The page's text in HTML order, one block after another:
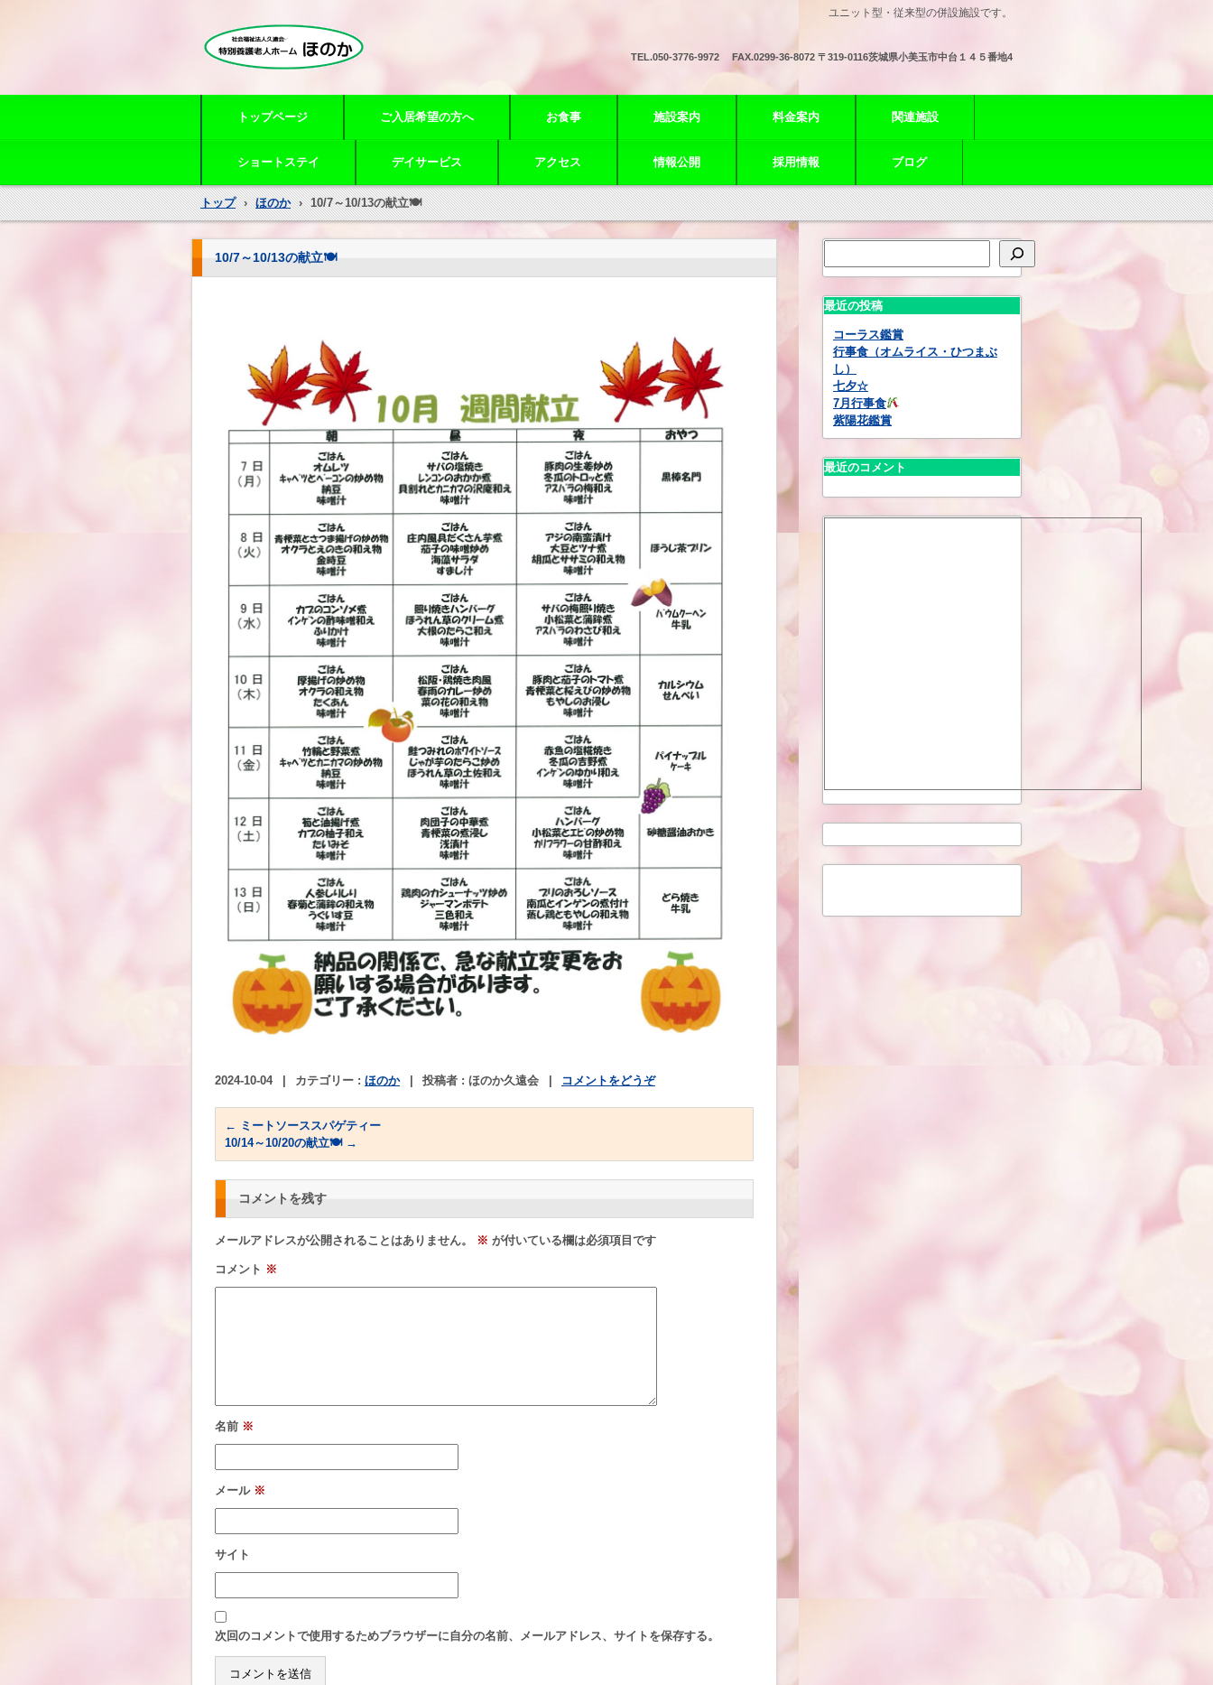
ユニット型・従来型の併設施設です。
TEL.050-3776-9972 FAX.0299-36-8072 〒319-0116茨城県小美玉市中台１４５番地4
トップページ ご入居希望の方へ お食事 施設案内 料金案内 関連施設
ショートステイ デイサービス アクセス 情報公開 採用情報 ブログ
トップ › ほのか › 10/7～10/13の献立🍽
10/7～10/13の献立🍽
2024-10-04 カテゴリー : ほのか 投稿者 : ほのか久遠会 コメントをどうぞ
← ミートソーススパゲティー
10/14～10/20の献立🍽 →
コメントを残す
メールアドレスが公開されることはありません。 ※ が付いている欄は必須項目です
コメント ※
名前 ※
メール ※
サイト
次回のコメントで使用するためブラウザーに自分の名前、メールアドレス、サイトを保存する。
最近の投稿
コーラス鑑賞
行事食（オムライス・ひつまぶ
し）
七夕☆
7月行事食
紫陽花鑑賞
最近のコメント